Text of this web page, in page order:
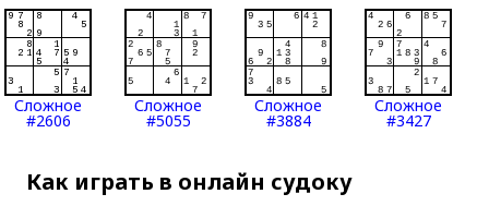
Сложное
#2606
Сложное
#5055
Сложное
#3884
Сложное
#3427
Как играть в онлайн судоку